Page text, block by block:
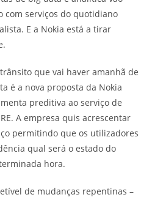
com serviços do quotidiano
E a Nokia está a tirar
que vai haver amanhã de
é a nova proposta da Nokia
preditiva ao serviço de
A empresa quis acrescentar
permitindo que os utilizadores
qual será o estado do
hora.
de mudanças repentinas –